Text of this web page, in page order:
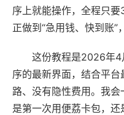
序上就能操作，全程只
正做到“急用钱、快到账”
这份教程是2026年4
序的最新界面，结合平
路、没有隐性费用。我
是第一次用便荔卡包，还